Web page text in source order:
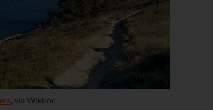
, via Wikiloc